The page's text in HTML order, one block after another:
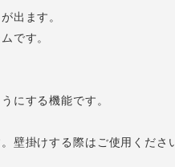
出ます。
です。
にする機能です。
壁掛けする際はご使用くださ